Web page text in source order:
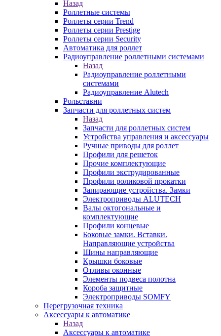
Назад
Роллетные системы
Роллеты серии Trend
Роллеты серии Prestige
Роллеты серии Security
Автоматика для роллет
Радиоуправление роллетными системами
Назад
Радиоуправление роллетными
системами
Радиоуправление Alutech
Рольставни
Запчасти для роллетных систем
Назад
Запчасти для роллетных систем
Устройства управления и аксессуары
Ручные приводы для роллет
Профили для решеток
Прочие комплектующие
Профили экструдированные
Профили роликовой прокатки
Запирающие устройства. Замки
Электроприводы ALUTECH
Валы октогональные и
комплектующие
Профили концевые
Боковые замки. Вставки.
Направляющие устройства
Шины направляющие
Крышки боковые
Отливы оконные
Элементы подвеса полотна
Короба защитные
Электроприводы SOMFY
Перегрузочная техника
Аксессуары к автоматике
Назад
Аксессуары к автоматике